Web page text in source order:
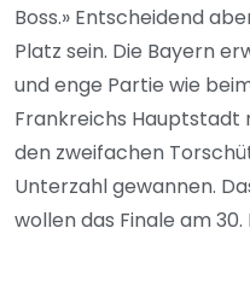
Boss.» Entscheidend
Platz sein. Die Bayern
und enge Partie wie
Frankreichs Hauptstadt
den zweifachen
Unterzahl gewannen.
wollen das Finale am